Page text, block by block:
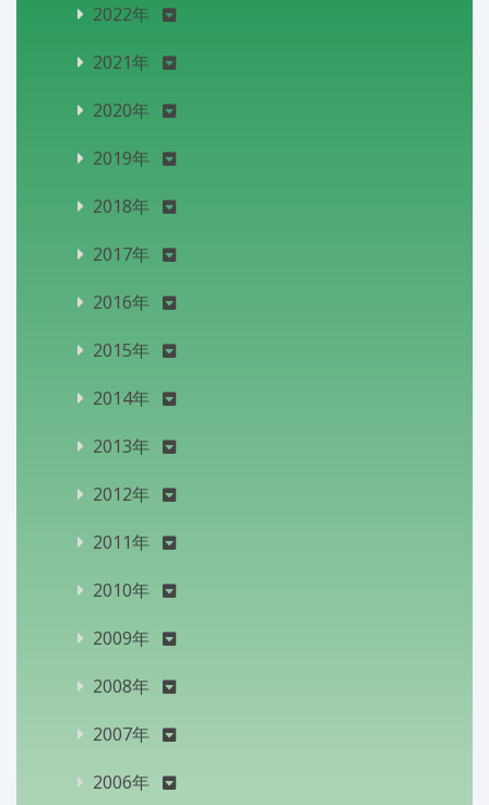
2022年
2021年
2020年
2019年
2018年
2017年
2016年
2015年
2014年
2013年
2012年
2011年
2010年
2009年
2008年
2007年
2006年